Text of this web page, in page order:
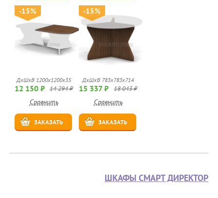
-15%
ДхШхВ 1200х1200х35
12 150 ₽ 14 294 ₽
Сравнить
ЗАКАЗАТЬ
-15%
ДхШхВ 783х783х714
15 337 ₽ 18 043 ₽
Сравнить
ЗАКАЗАТЬ
ШКАФЫ СМАРТ ДИРЕКТОР